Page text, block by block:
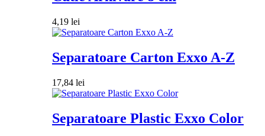
4,19 lei
Separatoare Carton Exxo A-Z
17,84 lei
Separatoare Plastic Exxo Color